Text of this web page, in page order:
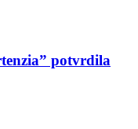
potvrdila